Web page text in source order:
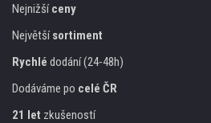
Nejnižšíceny
Největšísortiment
Rychlé dodání (24-48h)
Dodáváme po celé ČR
21 let zkušeností